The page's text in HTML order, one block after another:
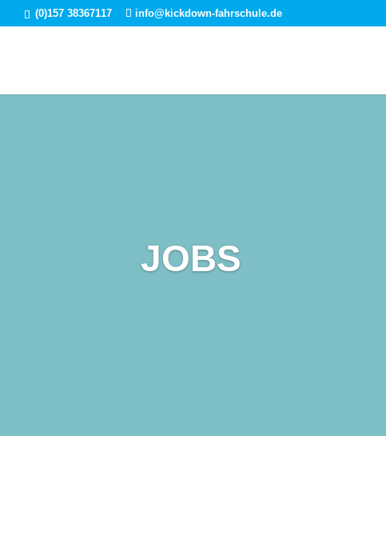
(0)157 38367117 info@kickdown-fahrschule.de
JOBS